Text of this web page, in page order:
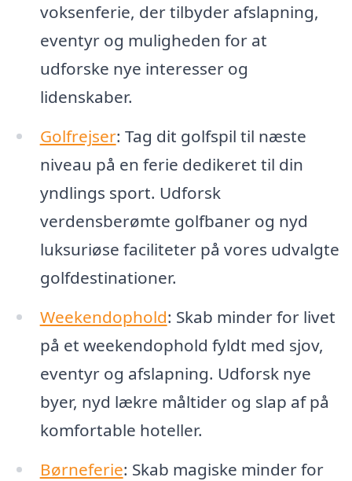
voksenferie, der tilbyder afslapning,
eventyr og muligheden for at
udforske nye interesser og
lidenskaber.
Golfrejser: Tag dit golfspil til næste
niveau på en ferie dedikeret til din
yndlings sport. Udforsk
verdensberømte golfbaner og nyd
luksuriøse faciliteter på vores udvalgte
golfdestinationer.
Weekendophold: Skab minder for livet
på et weekendophold fyldt med sjov,
eventyr og afslapning. Udforsk nye
byer, nyd lækre måltider og slap af på
komfortable hoteller.
Børneferie: Skab magiske minder for